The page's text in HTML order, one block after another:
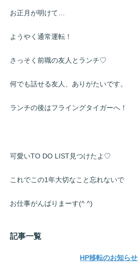
お正月が明けて…
ようやく通常運転！
さっそく前職の友人とランチ♡
何でも話せる友人、ありがたいです。
ランチの後はフライングタイガーへ！
可愛いTO DO LIST見つけたよ♡
これでこの1年大切なこと忘れないで
お仕事がんばりまーす(^ ^)
記事一覧
HP移転のお知らせ